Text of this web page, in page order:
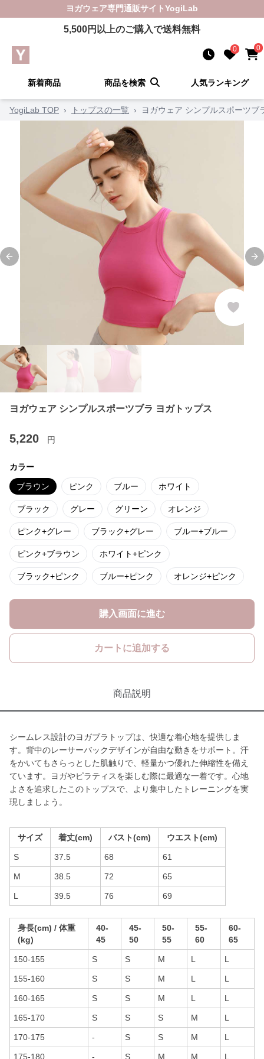
ヨガウェア専門通販サイトYogiLab
5,500円以上のご購入で送料無料
0 0
新着商品 商品を検索 人気ランキング
YogiLab TOP › トップスの一覧 › ヨガウェア シンプルスポーツブ
Previous slide
ヨガウェア シンプルスポーツブラ ヨガトップス
5,220 円
カラー
ブラウン ピンク ブルー ホワイト
ブラック グレー グリーン オレンジ
ピンク+グレー ブラック+グレー ブルー+ブルー
ピンク+ブラウン ホワイト+ピンク
ブラック+ピンク ブルー+ピンク オレンジ+ピンク
購入画面に進む
カートに追加する
商品説明
シームレス設計のヨガブラトップは、快適な着心地を提供しま
す。背中のレーサーバックデザインが自由な動きをサポート。汗
をかいてもさらっとした肌触りで、軽量かつ優れた伸縮性を備え
ています。ヨガやピラティスを楽しむ際に最適な一着です。心地
よさを追求したこのトップスで、より集中したトレーニングを実
現しましょう。
サイズ 着丈(cm) バスト(cm) ウエスト(cm)
S 37.5 68 61
M 38.5 72 65
L 39.5 76 69
身長(cm) / 体重
(kg)
40-
45
45-
50
50-
55
55-
60
60-
65
150-155 S S M L L
155-160 S S M L L
160-165 S S M L L
165-170 S S S M L
170-175 - S S M L
175-180 - S M M L